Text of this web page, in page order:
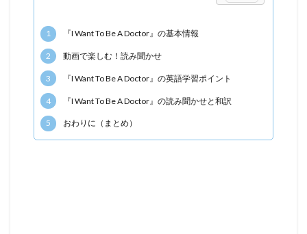
1 『I Want To Be A Doctor』の基本情報
2 動画で楽しむ！読み聞かせ
3 『I Want To Be A Doctor』の英語学習ポイント
4 『I Want To Be A Doctor』の読み聞かせと和訳
5 おわりに（まとめ）